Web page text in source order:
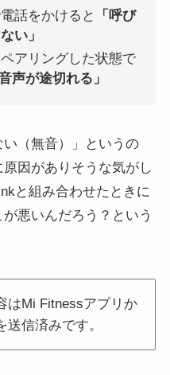
話をかけると
「呼び
い」
アリングした状態で
音声が途切れる」
い（無音）」というの
因がありそうな気がし
と組み合わせたときに
悪いんだろう？という
はMi Fitnessアプリか
送信済みです。